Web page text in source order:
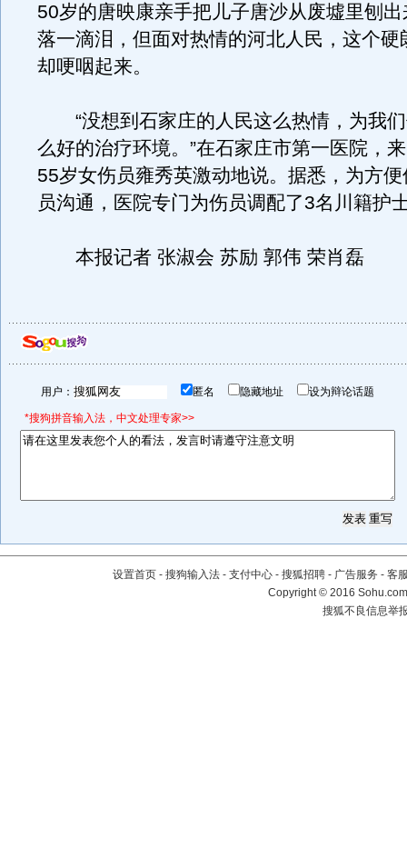
50岁的唐映康亲手把儿子唐沙从废墟里刨
落一滴泪，但面对热情的河北人民，这个硬
却哽咽起来。
“没想到石家庄的人民这么热情，为我们
么好的治疗环境。”在石家庄市第一医院，
55岁女伤员雍秀英激动地说。据悉，为方
员沟通，医院专门为伤员调配了3名川籍护
本报记者 张淑会 苏励 郭伟 荣肖磊
用户： 匿名 隐藏地址 设为辩论话题
*搜狗拼音输入法，中文处理专家>>
设置首页 - 搜狗输入法 - 支付中心 - 搜狐招聘 - 广告服务 - 客
Copyright©2016
搜狐不良信息举